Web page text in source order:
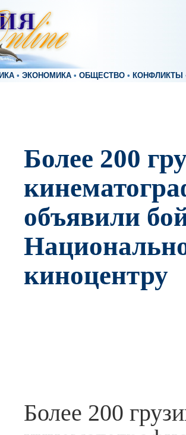
• ЭКОНОМИКА • ОБЩЕСТВО • КОНФЛИКТЫ
Более 200
объявили
киноцентру
Более 200